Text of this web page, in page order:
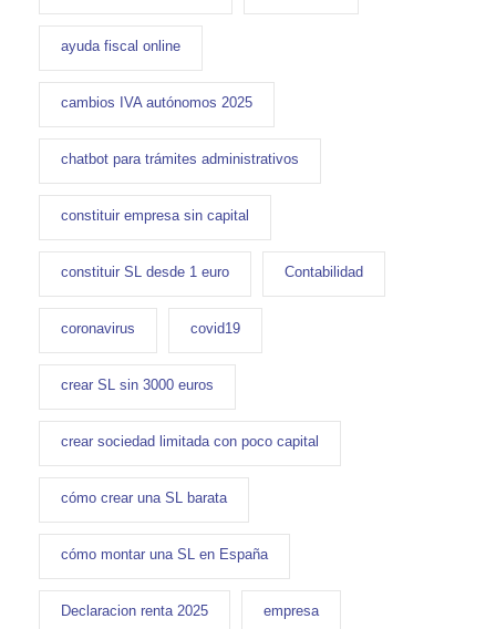
ayuda fiscal online
cambios IVA autónomos 2025
chatbot para trámites administrativos
constituir empresa sin capital
constituir SL desde 1 euro Contabilidad
coronavirus covid19
crear SL sin 3000 euros
crear sociedad limitada con poco capital
cómo crear una SL barata
cómo montar una SL en España
Declaracion renta 2025 empresa